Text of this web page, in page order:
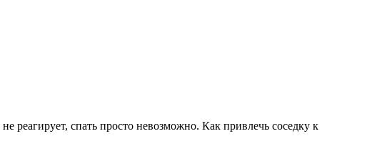
реагирует, спать просто невозможно. Как привлечь соседку к